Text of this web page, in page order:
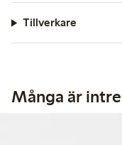
Tillverkare
Många är